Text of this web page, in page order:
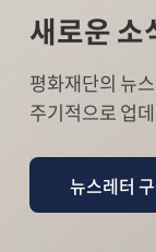
새로운 소
평화재단의 뉴
주기적으로 업
뉴스레터